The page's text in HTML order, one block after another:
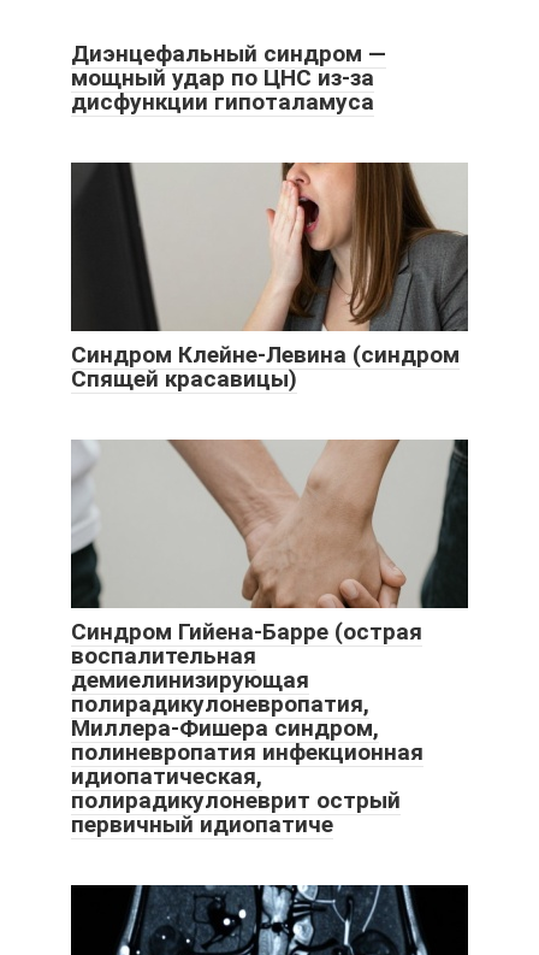
Диэнцефальный синдром —
мощный удар по ЦНС из-за
дисфункции гипоталамуса
Синдром Клейне-Левина (синдром
Спящей красавицы)
Синдром Гийена-Барре (острая
воспалительная
демиелинизирующая
полирадикулоневропатия,
Миллера-Фишера синдром,
полиневропатия инфекционная
идиопатическая,
полирадикулоневрит острый
первичный идиопатиче